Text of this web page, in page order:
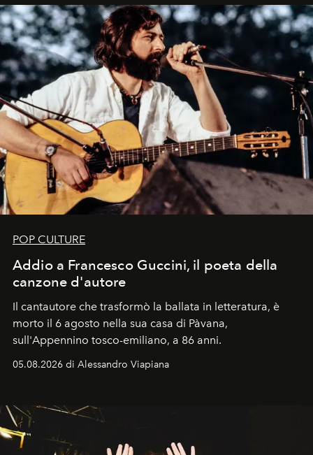
uno dei documenti più contemporanei che abbiamo.
POP CULTURE
Addio a Francesco Guccini, il poeta della
canzone d'autore
Il cantautore che trasformò la ballata in letteratura, è
morto il 6 agosto nella sua casa di Pàvana,
sull'Appennino tosco-emiliano, a 86 anni.
05.08.2026 di Alessandro Viapiana